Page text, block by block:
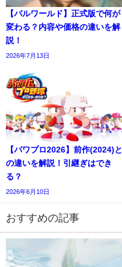
【パルワールド】正式版で何が
変わる？内容や価格の違いを解
説！
2026年7月13日
【パワプロ2026】前作(2024)と
の違いを解説！引継ぎはでき
る？
2026年6月10日
おすすめの記事